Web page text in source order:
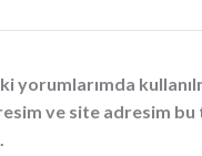
yorumlarımda
ve site adresim bu